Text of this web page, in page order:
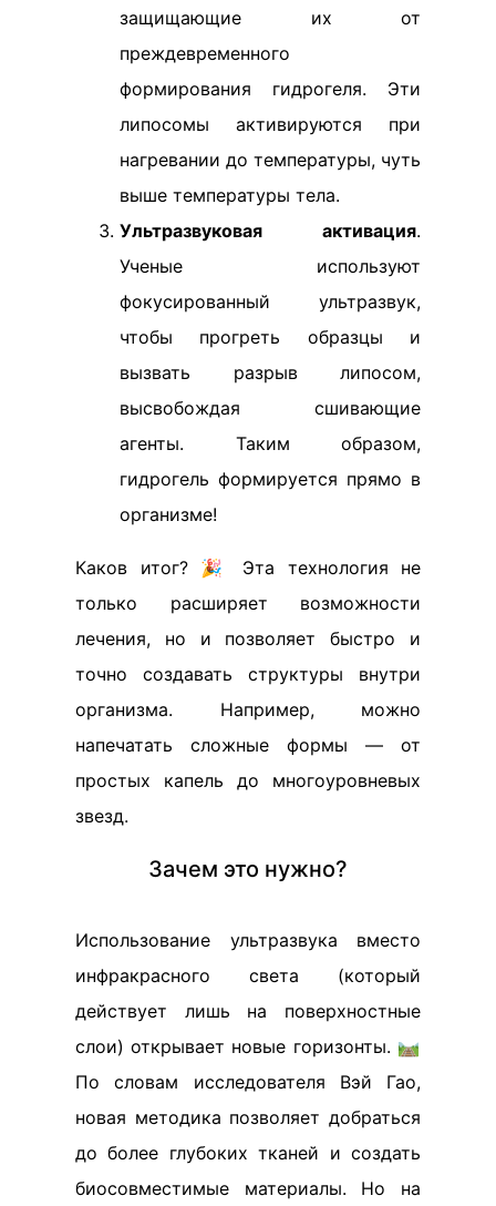
защищающие их от
преждевременного
формирования гидрогеля. Эти
липосомы активируются при
нагревании до температуры, чуть
выше температуры тела.
Ультразвуковая активация.
Ученые используют
фокусированный ультразвук,
чтобы прогреть образцы и
вызвать разрыв липосом,
высвобождая сшивающие
агенты. Таким образом,
гидрогель формируется прямо в
организме!
Каков итог? 🎉 Эта технология не
только расширяет возможности
лечения, но и позволяет быстро и
точно создавать структуры внутри
организма. Например, можно
напечатать сложные формы — от
простых капель до многоуровневых
звезд.
Зачем это нужно?
Использование ультразвука вместо
инфракрасного света (который
действует лишь на поверхностные
слои) открывает новые горизонты. 🛤️
По словам исследователя Вэй Гао,
новая методика позволяет добраться
до более глубоких тканей и создать
биосовместимые материалы. Но на